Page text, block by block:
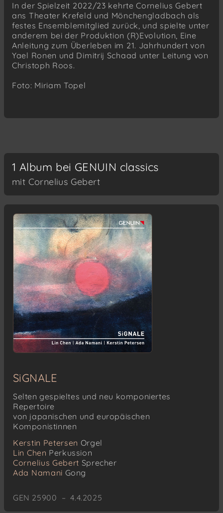
In der Spielzeit 2022/23 kehrte Cornelius Gebert
ans Theater Krefeld und Mönchengladbach als
festes Ensemblemitglied zurück, und spielte unter
anderem bei der Produktion (R)Evolution, Eine
Anleitung zum Überleben im 21. Jahrhundert von
Yael Ronen und Dimitrij Schaad unter Leitung von
Christoph Roos.
Foto: Miriam Topel
1 Album bei GENUIN classics
mit Cornelius Gebert
SiGNALE
Selten gespieltes und neu komponiertes
Repertoire
von japanischen und europäischen
Komponistinnen
Kerstin Petersen Orgel
Lin Chen Perkussion
Cornelius Gebert Sprecher
Ada Namani Gong
GEN 25900 – 4.4.2025